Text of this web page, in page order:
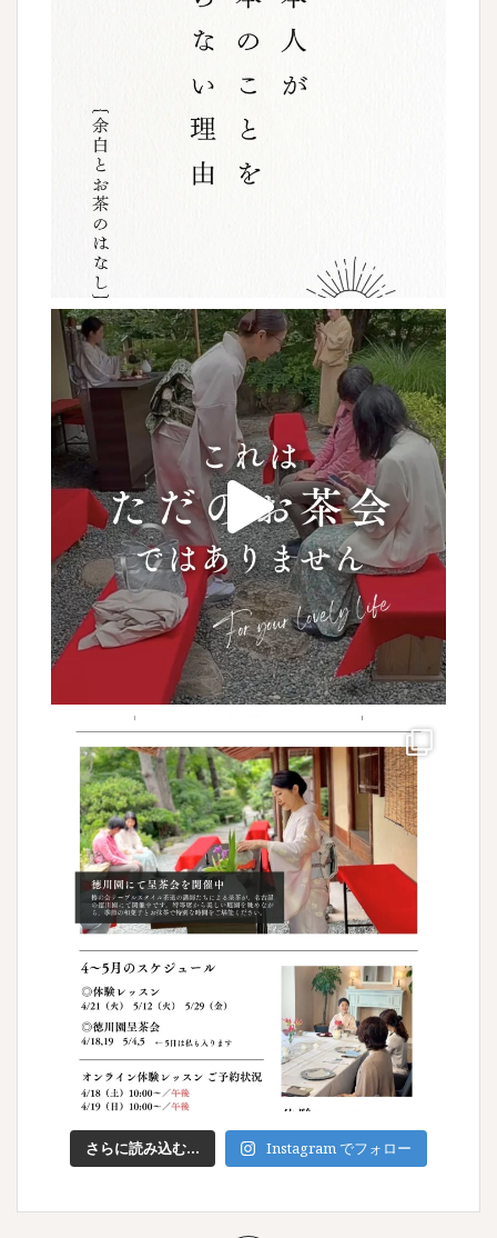
さらに読み込む... Instagram でフォロー